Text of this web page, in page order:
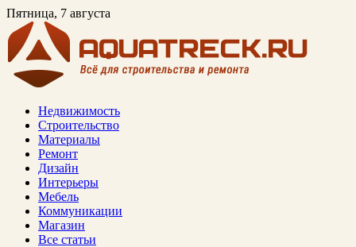
Пятница, 7 августа
Недвижимость
Строительство
Материалы
Ремонт
Дизайн
Интерьеры
Мебель
Коммуникации
Магазин
Все статьи